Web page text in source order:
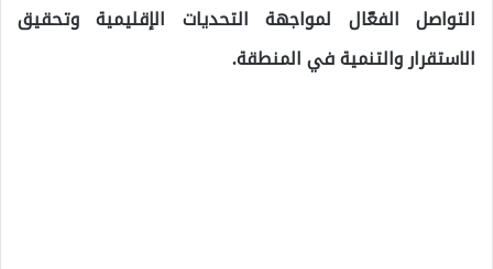
التواصل الفعّال لمواجهة التحديات الإقليمية وتحقيق
الاستقرار والتنمية في المنطقة.